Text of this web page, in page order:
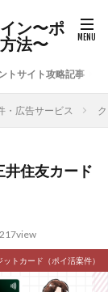
ン〜ポ
法〜
トサイト攻略記事
・広告サービス
井住友カード
ットカード（ポイ活案件）